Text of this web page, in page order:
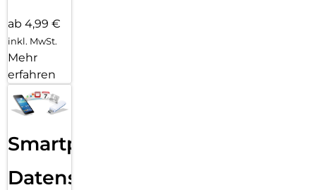
ab 4,99 €
inkl. MwSt.
Mehr
erfahren
Smartphone
Datensicherung